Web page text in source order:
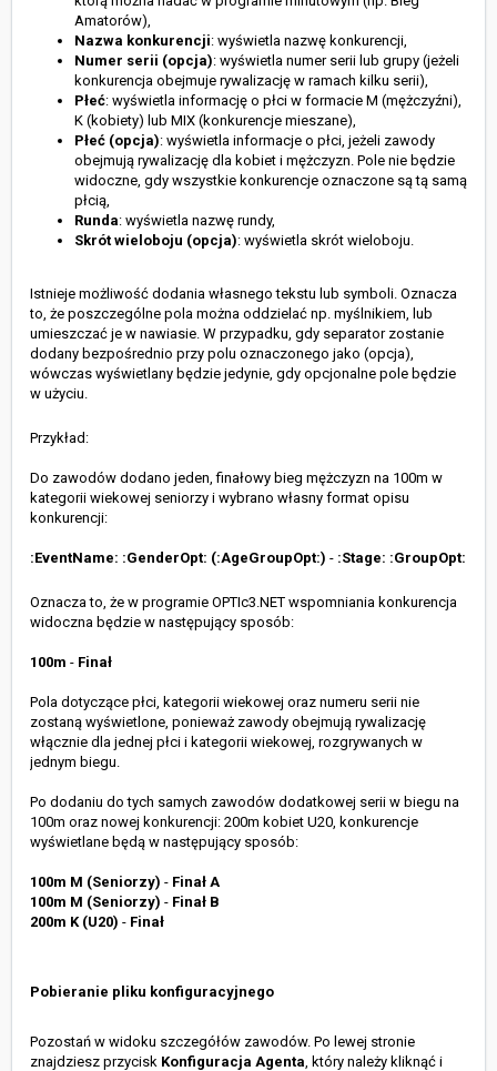
Amatorów),
Nazwa konkurencji: wyświetla nazwę konkurencji,
Numer serii (opcja): wyświetla numer serii lub grupy (jeżeli
konkurencja obejmuje rywalizację w ramach kilku serii),
Płeć: wyświetla informację o płci w formacie M (mężczyźni),
K (kobiety) lub MIX (konkurencje mieszane),
Płeć (opcja): wyświetla informacje o płci, jeżeli zawody
obejmują rywalizację dla kobiet i mężczyzn. Pole nie będzie
widoczne, gdy wszystkie konkurencje oznaczone są tą samą
płcią,
Runda: wyświetla nazwę rundy,
Skrót wieloboju (opcja): wyświetla skrót wieloboju.
Istnieje możliwość dodania własnego tekstu lub symboli. Oznacza
to, że poszczególne pola można oddzielać np. myślnikiem, lub
umieszczać je w nawiasie. W przypadku, gdy separator zostanie
dodany bezpośrednio przy polu oznaczonego jako (opcja),
wówczas wyświetlany będzie jedynie, gdy opcjonalne pole będzie
w użyciu.
Przykład:
Do zawodów dodano jeden, finałowy bieg mężczyzn na 100m w
kategorii wiekowej seniorzy i wybrano własny format opisu
konkurencji:
:EventName: :GenderOpt: (:AgeGroupOpt:) - :Stage: :GroupOpt:
Oznacza to, że w programie OPTIc3.NET wspomniania konkurencja
widoczna będzie w następujący sposób:
100m - Finał
Pola dotyczące płci, kategorii wiekowej oraz numeru serii nie
zostaną wyświetlone, ponieważ zawody obejmują rywalizację
włącznie dla jednej płci i kategorii wiekowej, rozgrywanych w
jednym biegu.
Po dodaniu do tych samych zawodów dodatkowej serii w biegu na
100m oraz nowej konkurencji: 200m kobiet U20, konkurencje
wyświetlane będą w następujący sposób:
100m M (Seniorzy) - Finał A
100m M (Seniorzy) - Finał B
200m K (U20) - Finał
Pobieranie pliku konfiguracyjnego
Pozostań w widoku szczegółów zawodów. Po lewej stronie
znajdziesz przycisk Konfiguracja Agenta , który należy kliknąć i